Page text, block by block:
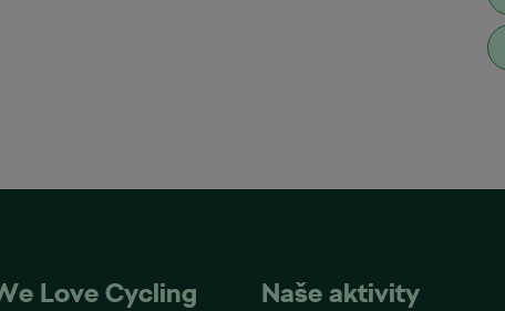
Love Cycling Naše aktivity